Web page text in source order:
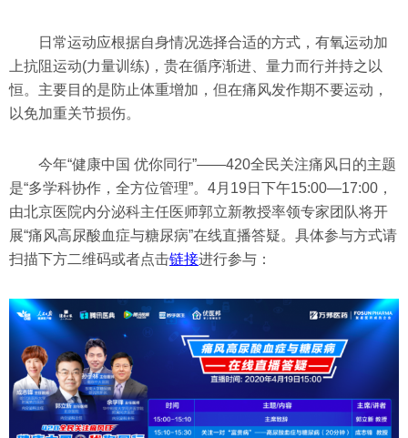
日常运动应根据自身情况选择合适的方式，有氧运动加
上抗阻运动(力量训练)，贵在循序渐进、量力而行并持之以
恒。主要目的是防止体重增加，但在痛风发作期不要运动，
以免加重关节损伤。
今年“健康中国 优你同行”——420全民关注痛风日的主题
是“多学科协作，全方位管理”。4月19日下午15:00—17:00，
由北京医院内分泌科主任医师郭立新教授率领专家团队将开
展“痛风高尿酸血症与糖尿病”在线直播答疑。具体参与方式请
扫描下方二维码或者点击链接进行参与：